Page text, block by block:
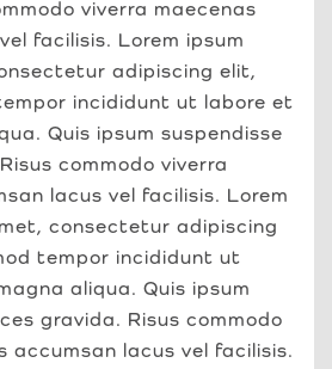
viverra maecenas
facilisis. Lorem ipsum
adipiscing elit,
incididunt ut labore et
Quis ipsum suspendisse
commodo viverra
lacus vel facilisis. Lorem
consectetur adipiscing
tempor incididunt ut
aliqua. Quis ipsum
gravida. Risus commodo
accumsan lacus vel facilisis.